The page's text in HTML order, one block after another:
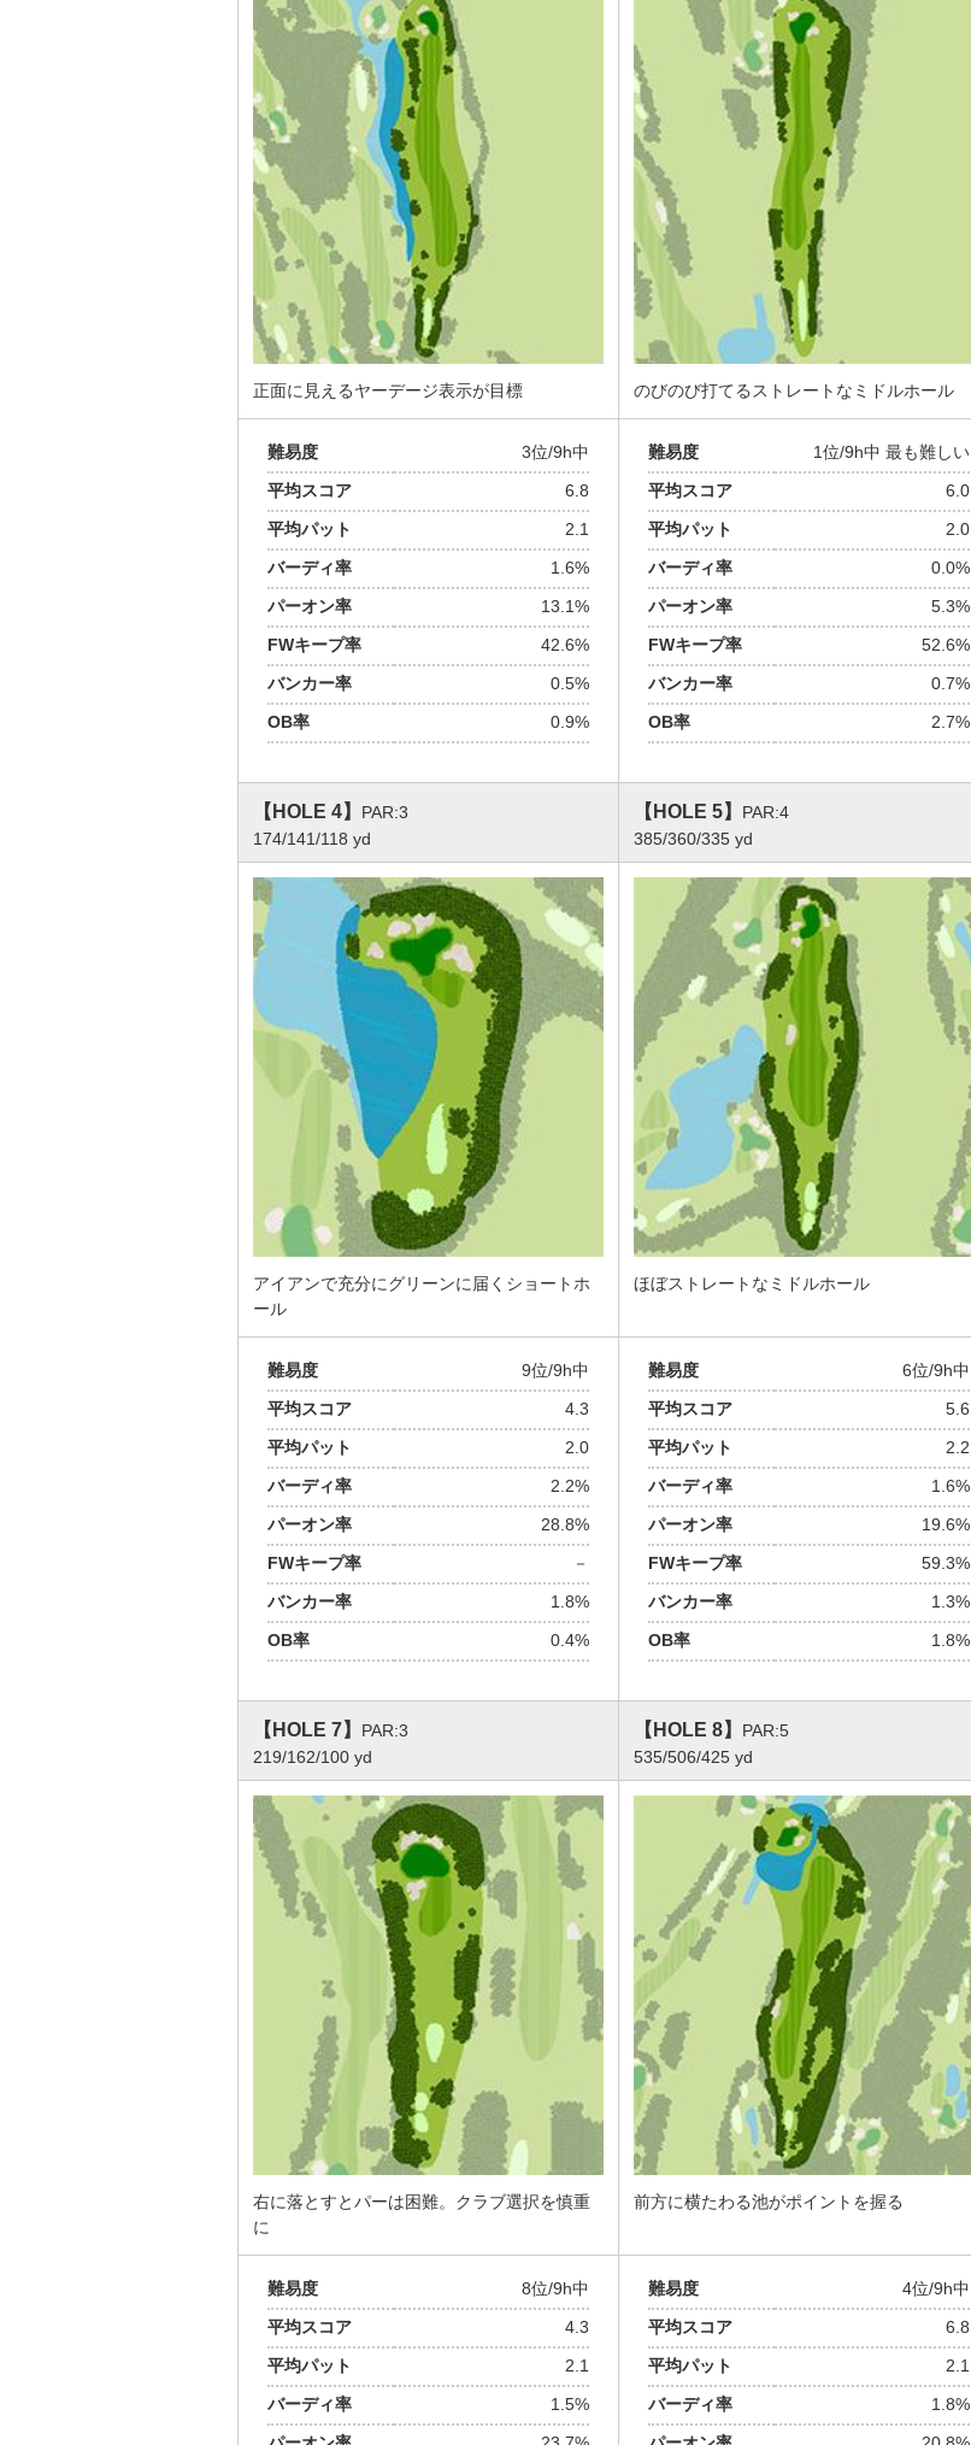
正面に見えるヤーデージ表示が目標 のびのび打てるストレートなミドルホール
難易度
3位/9h中
平均スコア
6.8
平均パット
2.1
バーディ率
1.6%
パーオン率
13.1%
FWキープ率
42.6%
バンカー率
0.5%
OB率
0.9%
難易度
1位/9h中 最も難しい
平均スコア
6.0
平均パット
2.0
バーディ率
0.0%
パーオン率
5.3%
FWキープ率
52.6%
バンカー率
0.7%
OB率
2.7%
【HOLE 4】 PAR:3
174/141/118 yd
【HOLE 5】 PAR:4
385/360/335 yd
アイアンで充分にグリーンに届くショートホ
ール
ほぼストレートなミドルホール
難易度
9位/9h中
平均スコア
4.3
平均パット
2.0
バーディ率
2.2%
パーオン率
28.8%
FWキープ率
－
バンカー率
1.8%
OB率
0.4%
難易度
6位/9h中
平均スコア
5.6
平均パット
2.2
バーディ率
1.6%
パーオン率
19.6%
FWキープ率
59.3%
バンカー率
1.3%
OB率
1.8%
【HOLE 7】 PAR:3
219/162/100 yd
【HOLE 8】 PAR:5
535/506/425 yd
右に落とすとパーは困難。クラブ選択を慎重
に
前方に横たわる池がポイントを握る
難易度
8位/9h中
平均スコア
4.3
平均パット
2.1
バーディ率
1.5%
難易度
4位/9h中
平均スコア
6.8
平均パット
2.1
バーディ率
1.8%